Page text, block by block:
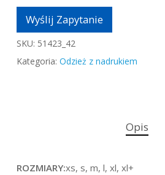
Wyślij Zapytanie
SKU: 51423_42
Kategoria: Odzież z nadrukiem
Opis
ROZMIARY:xs, s, m, l, xl, xl+